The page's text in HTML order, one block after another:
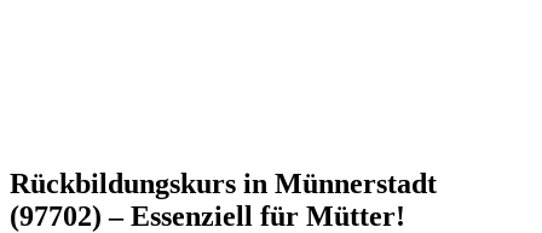
Rückbildungskurs in Münnerstadt
(97702) – Essenziell für Mütter!